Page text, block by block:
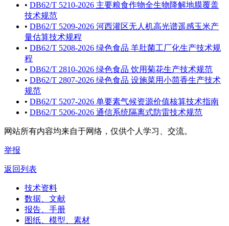
• DB62/T 5210-2026 主要粮食作物全生物降解地膜覆盖
技术规范
• DB62/T 5209-2026 河西灌区无人机高光谱遥感玉米产
量估算技术规程
• DB62/T 5208-2026 绿色食品 羊肚菌工厂化生产技术规
程
• DB62/T 2810-2026 绿色食品 饮用菊花生产技术规范
• DB62/T 2807-2026 绿色食品 设施菜用小茴香生产技术
规范
• DB62/T 5207-2026 单要素气候资源价值核算技术指南
• DB62/T 5206-2026 通信系统隔离式防雷技术规范
网站所有内容均来自于网络，仅供个人学习、交流。
举报
返回列表
技术资料
数据、文献
报告、手册
图纸、模型、素材